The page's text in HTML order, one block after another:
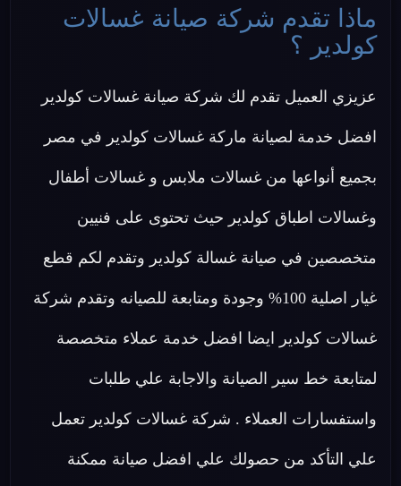
ماذا تقدم شركة صيانة غسالات
كولدير ؟
عزيزي العميل تقدم لك شركة صيانة غسالات كولدير
افضل خدمة لصيانة ماركة غسالات كولدير في مصر
بجميع أنواعها من غسالات ملابس و غسالات أطفال
وغسالات اطباق كولدير حيث تحتوى على فنيين
متخصصين في صيانة غسالة كولدير وتقدم لكم قطع
غيار اصلية 100% وجودة ومتابعة للصيانه وتقدم شركة
غسالات كولدير ايضا افضل خدمة عملاء متخصصة
لمتابعة خط سير الصيانة والاجابة علي طلبات
واستفسارات العملاء . شركة غسالات كولدير تعمل
علي التأكد من حصولك علي افضل صيانة ممكنة